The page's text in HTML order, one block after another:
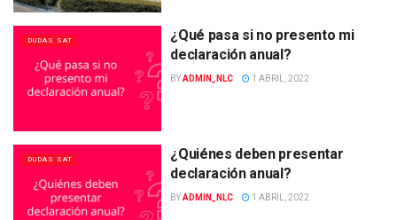
DUDAS SAT
¿Qué pasa si no presento mi
declaración anual?
BYADMIN_NLC 1 ABRIL, 2022
DUDAS SAT
¿Quiénes deben presentar
declaración anual?
BYADMIN_NLC 1 ABRIL, 2022